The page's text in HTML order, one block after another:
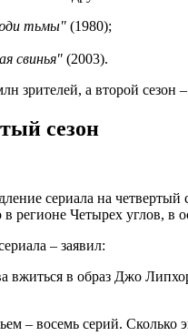
тьмы" (1980);
свинья" (2003).
зрителей, а второй сезон
сезон
сериала на
в регионе Четырех углов,
– заявил:
вжиться в образ Джо
– восемь серий.